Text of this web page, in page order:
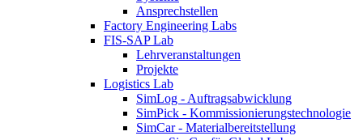
Ansprechstellen
Factory Engineering Labs
FIS-SAP Lab
Lehrveranstaltungen
Projekte
Logistics Lab
SimLog - Auftragsabwicklung
SimPick - Kommissionierungstechnologie
SimCar - Materialbereitstellung